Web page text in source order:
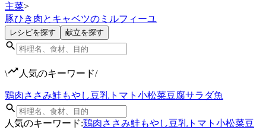
主菜>
豚ひき肉とキャベツのミルフィーユ
レシピを探す 献立を探す
\ 人気のキーワード/
鶏肉ささみ鮭 もやし豆乳 トマト 小松菜豆腐サラダ魚
人気のキーワード:鶏肉ささみ鮭 もやし豆乳 トマト 小松菜豆